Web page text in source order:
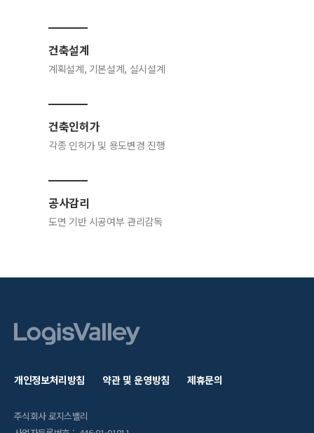
건축설계
계획설계, 기본설계, 실시설계
건축인허가
각종 인허가 및 용도변경 진행
공사감리
도면 기반 시공여부 관리감독
개인정보처리방침 약관 및 운영방침 제휴문의
주식회사 로지스밸리